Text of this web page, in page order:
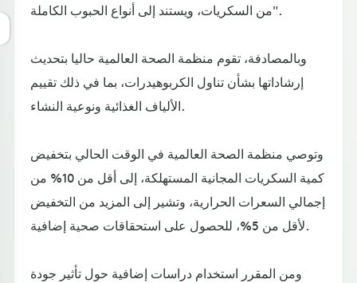
من السكريات، ويستند إلى أنواع الحبوب الكاملة".
وبالمصادفة، تقوم منظمة الصحة العالمية حاليا بتحديث
إرشاداتها بشأن تناول الكربوهيدرات، بما في ذلك تقييم
الألياف الغذائية ونوعية النشاء.
وتوصي منظمة الصحة العالمية في الوقت الحالي بتخفيض
كمية السكريات المجانية المستهلكة، إلى أقل من 10% من
إجمالي السعرات الحرارية، وتشير إلى المزيد من التخفيض
لأقل من 5%، للحصول على استحقاقات صحية إضافية.
ومن المقرر استخدام دراسات إضافية حول تأثير جودة